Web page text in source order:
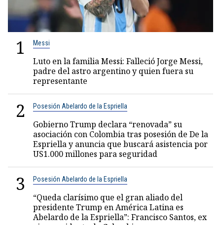
1 Messi
Luto en la familia Messi: Falleció Jorge Messi,
padre del astro argentino y quien fuera su
representante
2 Posesión Abelardo de la Espriella
Gobierno Trump declara “renovada” su
asociación con Colombia tras posesión de De la
Espriella y anuncia que buscará asistencia por
US1.000 millones para seguridad
3 Posesión Abelardo de la Espriella
“Queda clarísimo que el gran aliado del
presidente Trump en América Latina es
Abelardo de la Espriella”: Francisco Santos, ex